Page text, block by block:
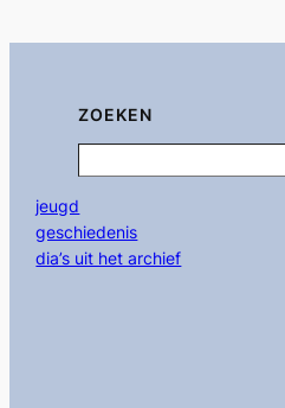
ZOEKEN
jeugd
geschiedenis
dia’s uit het archief